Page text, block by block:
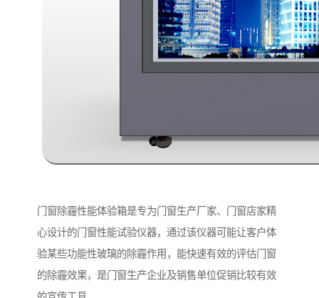
门窗除霾性能体验箱是专为门窗生产厂家、门窗店家精
心设计的门窗性能试验仪器，通过该仪器可能让客户体
验某些功能性玻璃的除霾作用，能快速有效的评估门窗
的除霾效果，是门窗生产企业及销售单位促销比较有效